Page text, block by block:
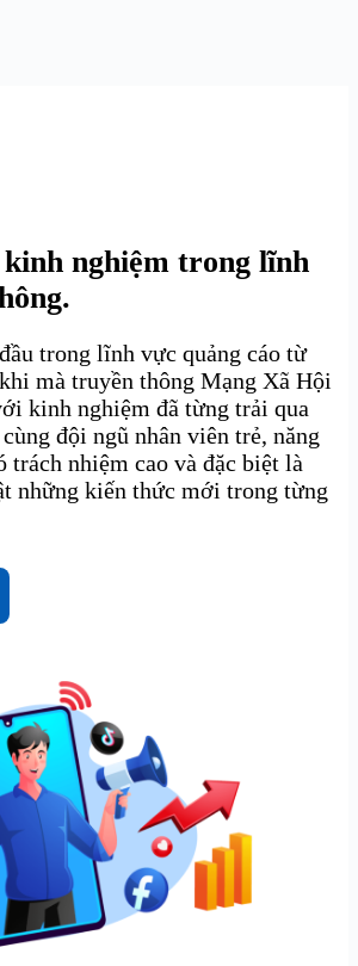
nghiệm trong lĩnh
trong lĩnh vực quảng cáo từ
mà truyền thông Mạng Xã Hội
kinh nghiệm đã từng trải qua
đội ngũ nhân viên trẻ, năng
trách nhiệm cao và đặc biệt là
những kiến thức mới trong từng